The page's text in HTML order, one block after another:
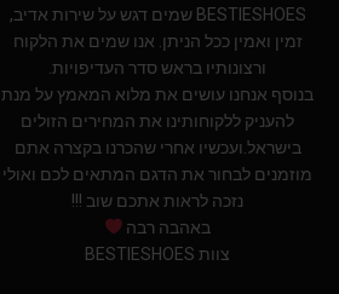
BESTIESHOES שמים דגש על שירות אדיב,
זמין ואמין ככל הניתן. אנו שמים את הלקוח
ורצונותיו בראש סדר העדיפויות.
בנוסף אנחנו עושים את מלוא המאמץ על מנת
להעניק ללקוחותינו את המחירים הזולים
בישראל.ועכשיו אחרי שהכרנו בקצרה אתם
מוזמנים לבחור את הדגם המתאים לכם ואולי
נזכה לראות אתכם שוב !!!
באהבה רבה
צוות BESTIESHOES